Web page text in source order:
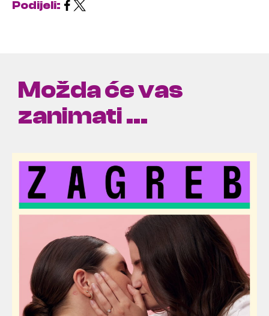
Podijeli:
Možda će vas
zanimati ...